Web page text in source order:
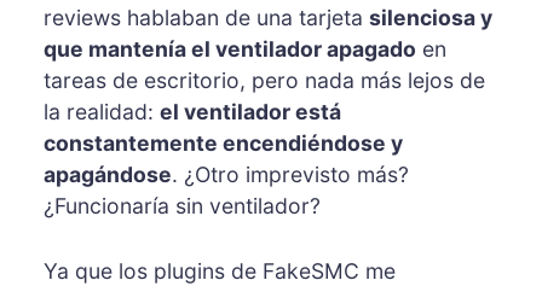
reviews hablaban de una tarjeta silenciosa y
que mantenía el ventilador apagado en
tareas de escritorio, pero nada más lejos de
la realidad: el ventilador está
constantemente encendiéndose y
apagándose. ¿Otro imprevisto más?
¿Funcionaría sin ventilador?
Ya que los plugins de FakeSMC me